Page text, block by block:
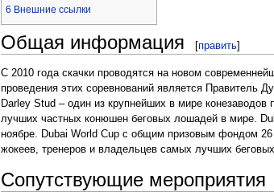
6 Внешние ссылки
Общая информация [править]
С 2010 года скачки проводятся на новом
проведения этих соревнований является Правитель
Darley Stud – один из крупнейших в мире
лучших частных конюшен беговых лошадей в мире.
ноябре. Dubai World Cup с общим призовым фондом
жокеев, тренеров и владельцев самых лучших
Сопутствующие мероприятия